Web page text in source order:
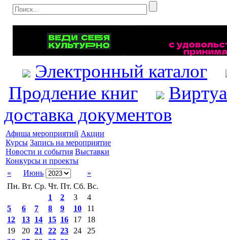
Электронный каталог
Продление книг
доставка документов
Афиша мероприятий Акции
Курсы Запись на мероприятие
Новости и события Выставки
Конкурсы и проекты
«
Июнь
»
Пн. Вт. Ср. Чт. Пт. Сб. Вс.
1
2 3
4
5
6 7 8 9 10
11
12
13 14 15 16 17
18
19
20 21 22 23 24
25